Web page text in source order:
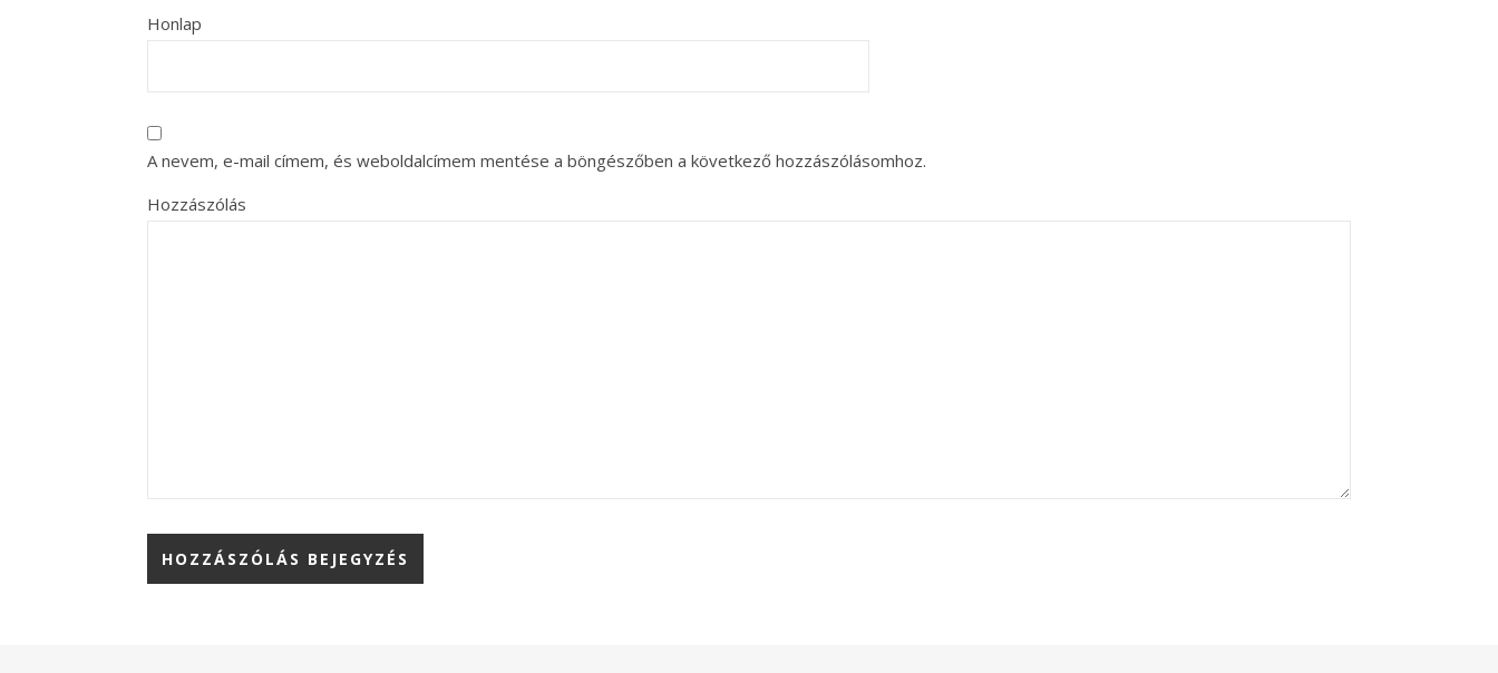
Honlap
A nevem, e-mail címem, és weboldalcímem mentése a böngészőben a következő hozzászólásomhoz.
Hozzászólás